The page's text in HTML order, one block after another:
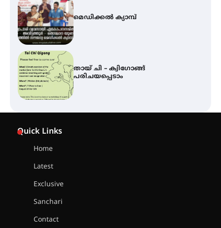
മെഡിക്കൽ ക്യാമ്പ്
തായ് ചി – ക്വിഗോങ്ങ്
പരിചയപ്പെടാം
Quick Links
Home
Latest
Exclusive
Sanchari
Contact